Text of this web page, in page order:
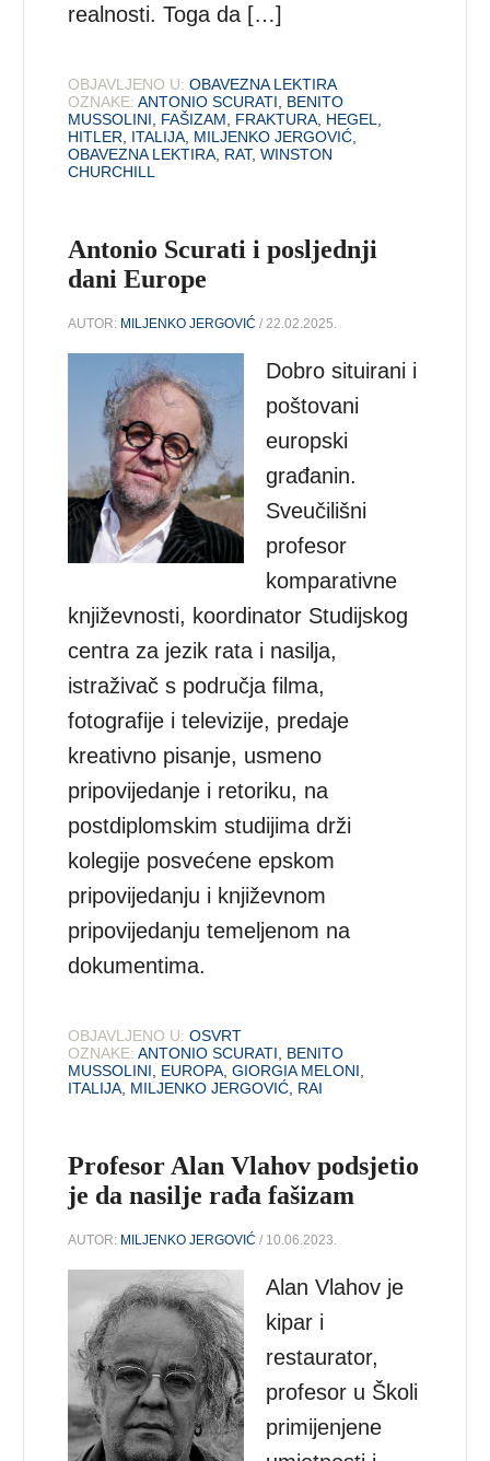
realnosti. Toga da […]
OBJAVLJENO U: OBAVEZNA LEKTIRA
OZNAKE: ANTONIO SCURATI
BENITO
MUSSOLINI
FAŠIZAM FRAKTURA HEGEL
HITLER
ITALIJA MILJENKO JERGOVIĆ
OBAVEZNA LEKTIRA RAT,WINSTON
CHURCHILL
Antonio Scurati i posljednji
dani Europe
AUTOR: MILJENKO JERGOVIĆ / 22.02.2025.
Dobro situirani i
poštovani
europski
građanin.
Sveučilišni
profesor
komparativne
književnosti, koordinator Studijskog
centra za jezik rata i nasilja,
istraživač s područja filma,
fotografije i televizije, predaje
kreativno pisanje, usmeno
pripovijedanje i retoriku, na
postdiplomskim studijima drži
kolegije posvećene epskom
pripovijedanju i književnom
pripovijedanju temeljenom na
dokumentima.
OBJAVLJENO U: OSVRT
OZNAKE: ANTONIO SCURATI
BENITO
MUSSOLINI
EUROPA ,GIORGIA MELONI
ITALIJA MILJENKO JERGOVIĆ RAI
Profesor Alan Vlahov podsjetio
je da nasilje rađa fašizam
AUTOR: MILJENKO JERGOVIĆ / 10.06.2023.
Alan Vlahov je
kipar i
restaurator,
profesor u Školi
primijenjene